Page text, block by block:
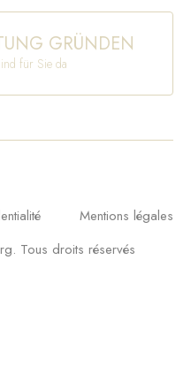
GRÜNDEN
für Sie da
Mentions légales
Tous droits réservés